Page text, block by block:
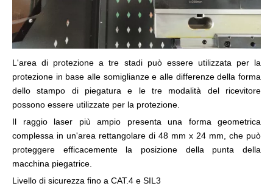
L'area di protezione a tre stadi può essere utilizzata per la
protezione in base alle somiglianze e alle differenze della forma
dello stampo di piegatura e le tre modalità del ricevitore
possono essere utilizzate per la protezione.
Il raggio laser più ampio presenta una forma geometrica
complessa in un'area rettangolare di 48 mm x 24 mm, che può
proteggere efficacemente la posizione della punta della
macchina piegatrice.
Livello di sicurezza fino a CAT.4 e SIL3